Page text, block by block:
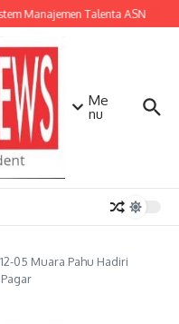
Manajemen Talenta ASN
Me
nu
05 Muara Pahu Hadiri